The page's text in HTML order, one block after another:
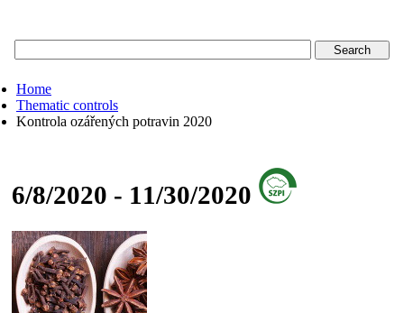
food
inspection
authority
Home
Thematic controls
Kontrola ozářených potravin 2020
6/8/2020 - 11/30/2020